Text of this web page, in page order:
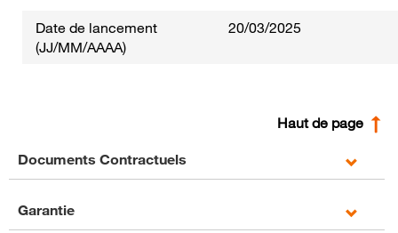
Date de lancement
(JJ/MM/AAAA)
20/03/2025
Haut de page
Documents Contractuels
Garantie